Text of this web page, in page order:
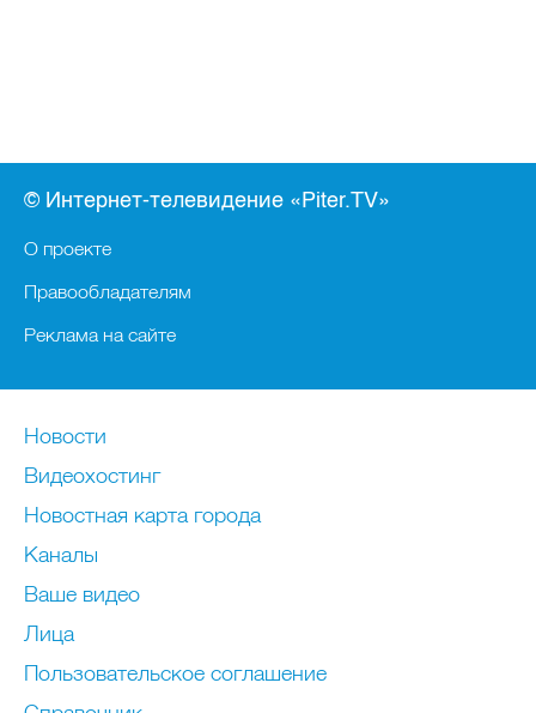
© Интернет-телевидение «Piter.TV»
О проекте
Правообладателям
Реклама на сайте
Новости
Видеохостинг
Новостная карта города
Каналы
Ваше видео
Лица
Пользовательское соглашение